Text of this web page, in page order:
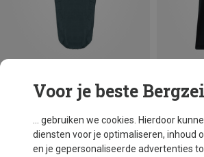
Maten
Bergzeit Basics
Meru Mummy Silk Liner
MAX. 225CM
Je
Voor je beste
... gebruiken we cookies. Hierdoor
diensten voor je optimaliseren, inhoud
en je gepersonaliseerde advertenties